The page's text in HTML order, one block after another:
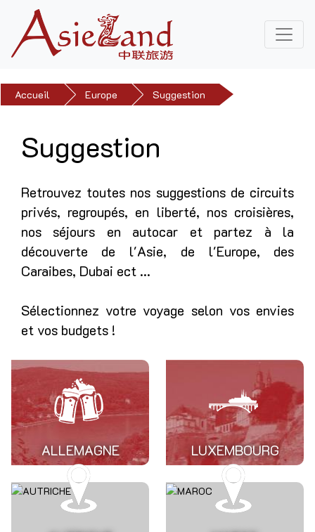
Accueil Europe Suggestion
Suggestion
Retrouvez toutes nos suggestions de circuits
privés, regroupés, en liberté, nos croisières,
nos séjours en autocar et partez à la
découverte de l'Asie, de l'Europe, des
Caraibes, Dubai ect ...
Sélectionnez votre voyage selon vos envies
et vos budgets !
ALLEMAGNE LUXEMBOURG